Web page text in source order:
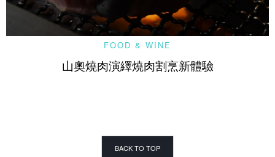
FOOD & WINE
山奧燒肉演繹燒肉割烹新體驗
BACK TO TOP